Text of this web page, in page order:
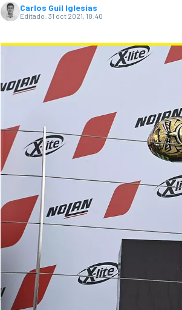
NASCAR CUP
Carlos Guil Iglesias
Editado: 31 oct 2021, 18:40